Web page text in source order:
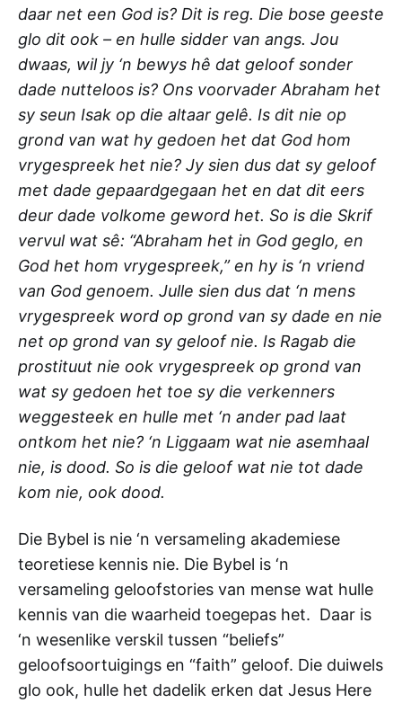
daar net een God is? Dit is reg. Die bose geeste
glo dit ook – en hulle sidder van angs. Jou
dwaas, wil jy ‘n bewys hê dat geloof sonder
dade nutteloos is? Ons voorvader Abraham het
sy seun Isak op die altaar gelê. Is dit nie op
grond van wat hy gedoen het dat God hom
vrygespreek het nie? Jy sien dus dat sy geloof
met dade gepaardgegaan het en dat dit eers
deur dade volkome geword het. So is die Skrif
vervul wat sê: “Abraham het in God geglo, en
God het hom vrygespreek,” en hy is ‘n vriend
van God genoem. Julle sien dus dat ‘n mens
vrygespreek word op grond van sy dade en nie
net op grond van sy geloof nie. Is Ragab die
prostituut nie ook vrygespreek op grond van
wat sy gedoen het toe sy die verkenners
weggesteek en hulle met ‘n ander pad laat
ontkom het nie? ‘n Liggaam wat nie asemhaal
nie, is dood. So is die geloof wat nie tot dade
kom nie, ook dood.
Die Bybel is nie ‘n versameling akademiese
teoretiese kennis nie. Die Bybel is ‘n
versameling geloofstories van mense wat hulle
kennis van die waarheid toegepas het. Daar is
‘n wesenlike verskil tussen “beliefs”
geloofsoortuigings en “faith” geloof. Die duiwels
glo ook, hulle het dadelik erken dat Jesus Here